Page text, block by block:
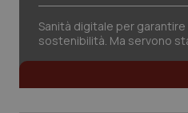
Sanità digitale per
sostenibilità. Ma servono